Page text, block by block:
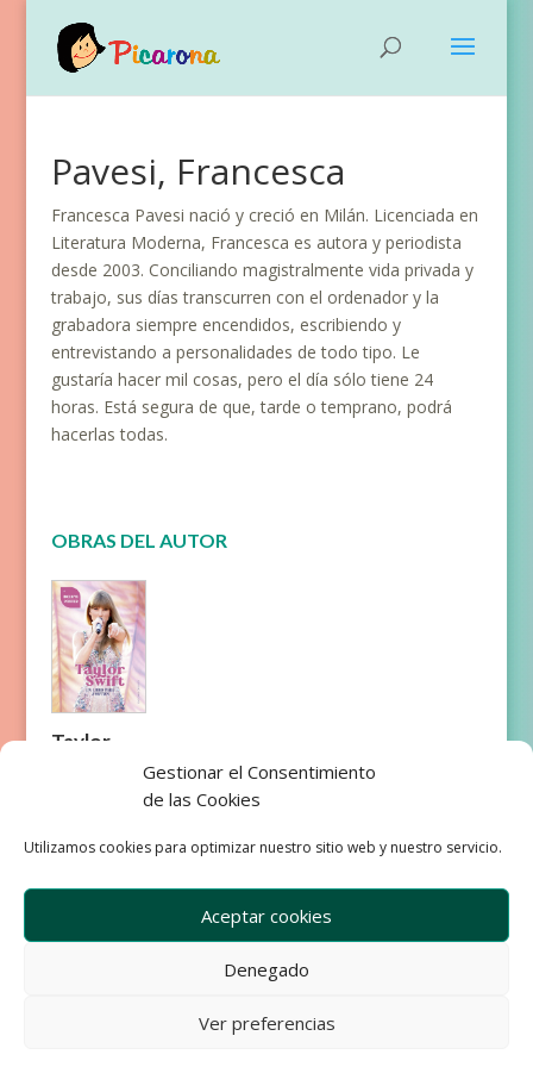
Gestionar el Consentimiento
de las Cookies
Utilizamos cookies para optimizar nuestro sitio web y nuestro servicio.
Aceptar cookies
Denegado
Ver preferencias
Pavesi, Francesca
Francesca Pavesi nació y creció en Milán. Licenciada en
Literatura Moderna, Francesca es autora y periodista
desde 2003. Conciliando magistralmente vida privada y
trabajo, sus días transcurren con el ordenador y la
grabadora siempre encendidos, escribiendo y
entrevistando a personalidades de todo tipo. Le
gustaría hacer mil cosas, pero el día sólo tiene 24
horas. Está segura de que, tarde o temprano, podrá
hacerlas todas.
OBRAS DEL AUTOR
Taylor
Aviso Legal
Condiciones de Venta